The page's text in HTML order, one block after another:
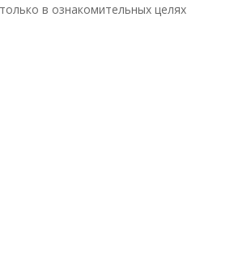
в ознакомительных целях